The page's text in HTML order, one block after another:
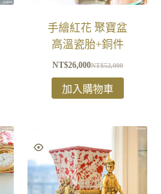
手繪紅花 聚寶盆
高溫瓷胎+銅件
NT$52,000
NT$26,000
加入購物車